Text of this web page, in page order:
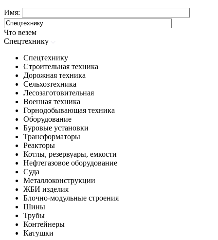
Имя:
Что везем
Спецтехнику
Спецтехнику
Строительная техника
Дорожная техника
Сельхозтехника
Лесозаготовительная
Военная техника
Горнодобывающая техника
Оборудование
Буровые установки
Трансформаторы
Реакторы
Котлы, резервуары, емкости
Нефтегазовое оборудование
Cуда
Металлоконструкции
ЖБИ изделия
Блочно-модульные строения
Шины
Трубы
Контейнеры
Катушки